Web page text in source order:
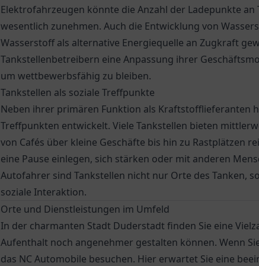
Elektrofahrzeugen könnte die Anzahl der Ladepunkte
wesentlich zunehmen. Auch die Entwicklung von
Wasserstoff als alternative Energiequelle an Zugkraft
Tankstellenbetreibern eine Anpassung ihrer
um wettbewerbsfähig zu bleiben.
Tankstellen als soziale Treffpunkte
Neben ihrer primären Funktion als Kraftstofflieferanten
Treffpunkten entwickelt. Viele Tankstellen bieten
von Cafés über kleine Geschäfte bis hin zu Rastplätzen
eine Pause einlegen, sich stärken oder mit anderen
Autofahrer sind Tankstellen nicht nur Orte des Tanken,
soziale Interaktion.
Orte und Dienstleistungen im Umfeld
In der charmanten Stadt Duderstadt finden Sie eine
Aufenthalt noch angenehmer gestalten können. Wenn
das NC Automobile besuchen. Hier erwartet Sie eine